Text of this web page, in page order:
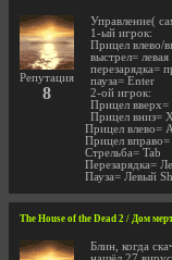
Репутация
8
Управление(
1-ый игрок:
Прицел влево/
выстрел=
перезарядка=
пауза= Enter
2-ой игрок:
Прицел вверх=
Прицел вниз=
Прицел влево= A
Прицел
Стрельба= Tab
Перезарядка=
Пауза= Левый
The House of the Dead 2 / Дом
Блин, когда